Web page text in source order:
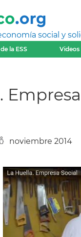
social y
la ESS Videos
noviembre 2014